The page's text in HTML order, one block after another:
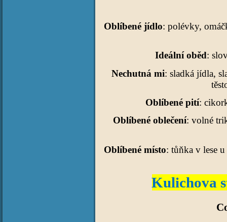
Oblíbené jídlo: polévky,
Ideální oběd:
Nechutná mi: sladká jídla,
Oblíbené pití:
Oblíbené oblečení: volné
Oblíbené místo: tůňka v lese
Kulichova